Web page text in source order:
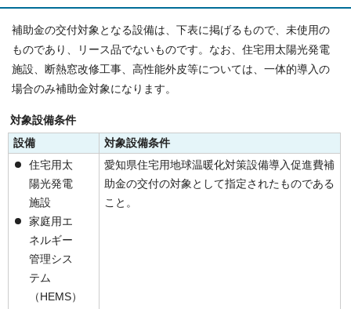
補助金の交付対象となる設備は、下表に掲げるもので、未使用の
ものであり、リース品でないものです。なお、住宅用太陽光発電
施設、断熱窓改修工事、高性能外皮等については、一体的導入の
場合のみ補助金対象になります。
対象設備条件
設備
対象設備条件
住宅用太
陽光発電
施設
家庭用エ
ネルギー
管理シス
テム
（HEMS）
愛知県住宅用地球温暖化対策設備導入促進費補
助金の交付の対象として指定されたものである
こと。